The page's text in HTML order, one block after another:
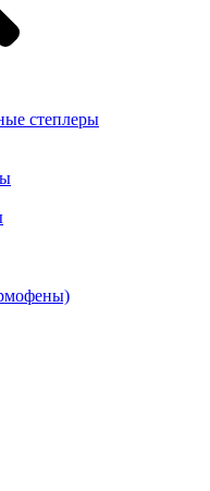
степлеры